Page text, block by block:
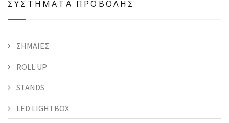
ΣΥΣΤΗΜΑΤΑ ΠΡΟΒΟΛΗΣ
ΣΗΜΑΙΕΣ
ROLL UP
STANDS
LED LIGHTBOX